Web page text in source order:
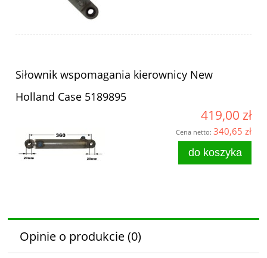
Siłownik wspomagania kierownicy New
Holland Case 5189895
419,00 zł
Cena netto: 340,65 zł
do koszyka
Opinie o produkcie (0)